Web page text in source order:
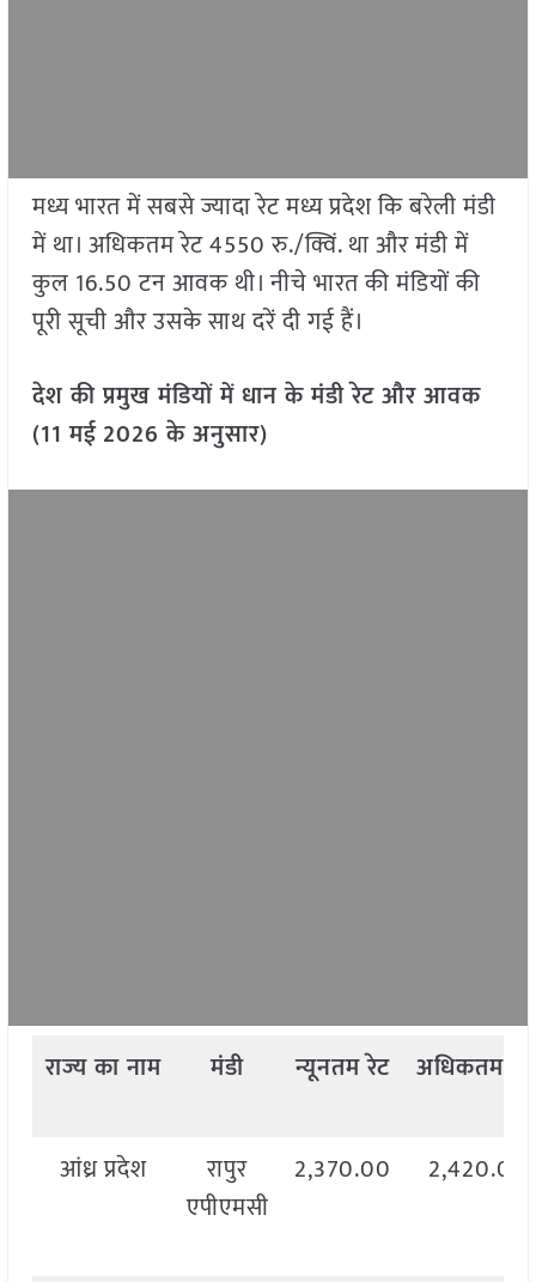
​​मध्य भारत में सबसे ज्यादा रेट मध्य प्रदेश कि बरेली मंडी
में था। अधिकतम रेट 4550 रु./क्विं. था और मंडी में
कुल 16.50 टन आवक थी। नीचे भारत की मंडियों की
पूरी सूची और उसके साथ दरें दी गई हैं।
देश की प्रमुख मंडियों में धान के मंडी रेट और आवक
(11 मई2026 के अनुसार)
राज्यकानाम मंडी न्यूनतमरेट अधिकतम
आंध्र प्रदेश
रापुर
एपीएमसी
2,370.00 2,420.00